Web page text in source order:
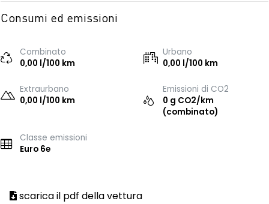
Consumi ed emissioni
Combinato
0,00 l/100 km
Urbano
0,00 l/100 km
Extraurbano
0,00 l/100 km
Emissioni di CO2
0 g CO2/km
(combinato)
Classe emissioni
Euro 6e
scarica il pdf della vettura